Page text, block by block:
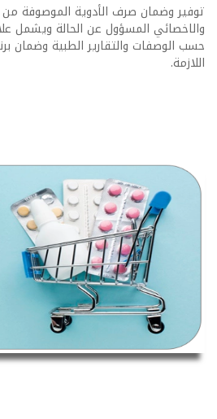
توفير وضمان صرف الأدوية الموصوفة من
والاخصائي المسؤول عن الحالة ويشمل
حسب الوصفات والتقارير الطبية وضمان
اللازمة.